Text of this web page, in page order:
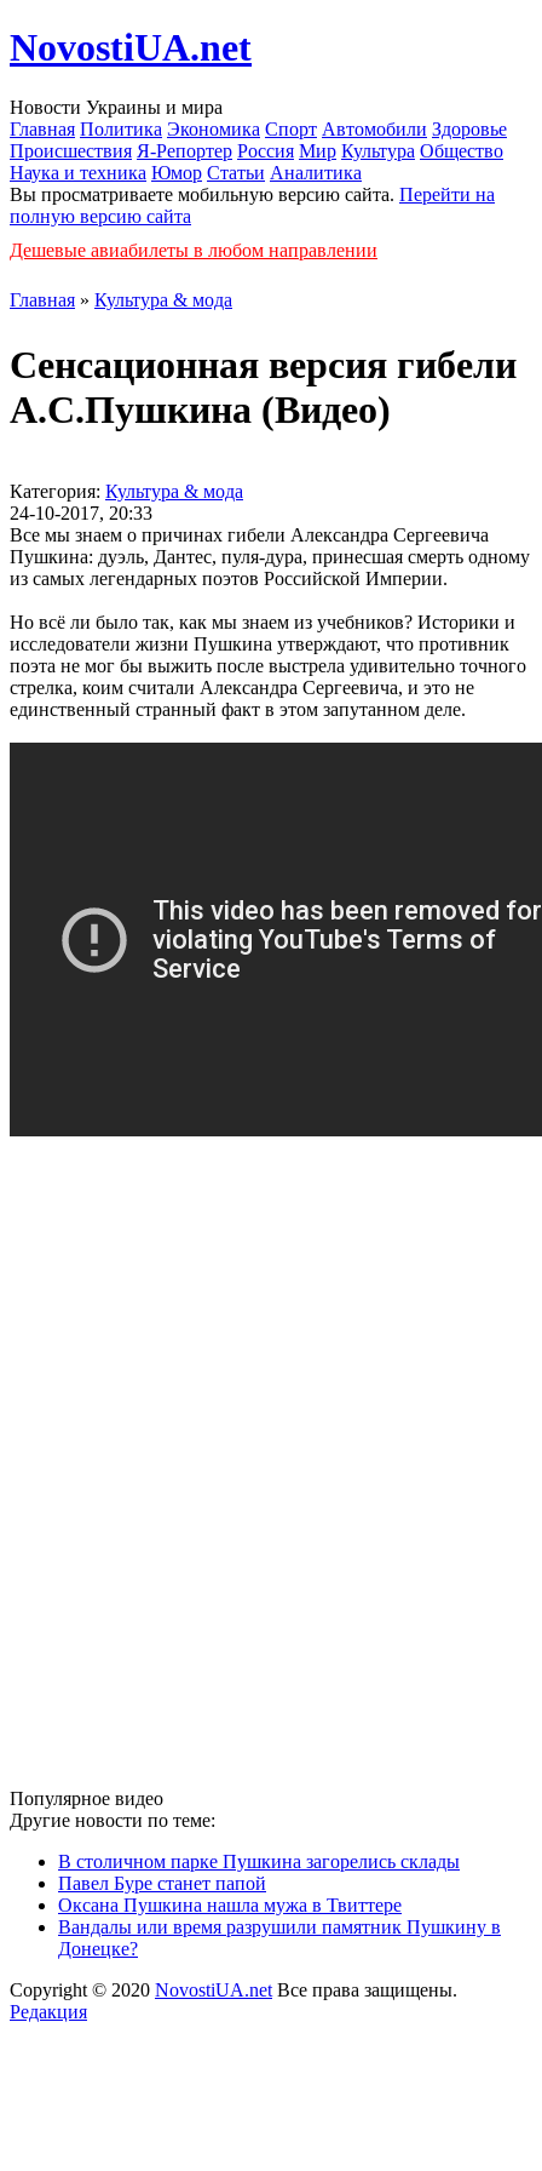
NovostiUA.net
Новости Украины и мира
Главная Политика Экономика Спорт Автомобили Здоровье
Происшествия Я-Репортер Россия Мир Культура Общество
Наука и техника Юмор Статьи Аналитика
Вы просматриваете мобильную версию сайта. Перейти на
полную версию сайта
Дешевые авиабилеты в любом направлении
Главная » Культура & мода
Сенсационная версия гибели
А.С.Пушкина (Видео)
Категория: Культура & мода
24-10-2017, 20:33
Все мы знаем о причинах гибели Александра Сергеевича
Пушкина: дуэль, Дантес, пуля-дура, принесшая смерть одному
из самых легендарных поэтов Российской Империи.
Но всё ли было так, как мы знаем из учебников? Историки и
исследователи жизни Пушкина утверждают, что противник
поэта не мог бы выжить после выстрела удивительно точного
стрелка, коим считали Александра Сергеевича, и это не
единственный странный факт в этом запутанном деле.
Популярное видео
Другие новости по теме:
В столичном парке Пушкина загорелись склады
Павел Буре станет папой
Оксана Пушкина нашла мужа в Твиттере
Вандалы или время разрушили памятник Пушкину в
Донецке?
Copyright © 2020 NovostiUA.net Все права защищены.
Редакция